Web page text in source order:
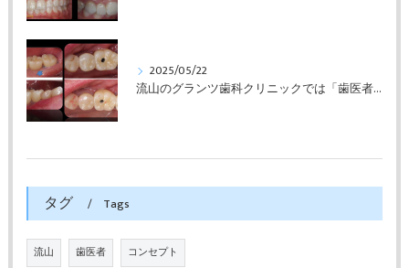
2025/05/22
流山のグランツ歯科クリニックでは「歯医者が怖い」方でもインプラントやセラミックスの治療が受けられます。
タグ Tags
流山 歯医者 コンセプト